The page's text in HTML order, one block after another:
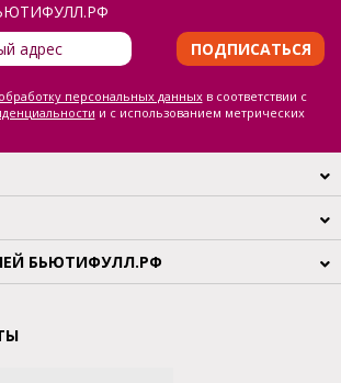
ПОДПИСАТЬСЯ
персональных данныхв соответствии с
и с использованием метрических
БЬЮТИФУЛЛ.РФ